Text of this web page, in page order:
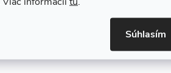
Súhlasím